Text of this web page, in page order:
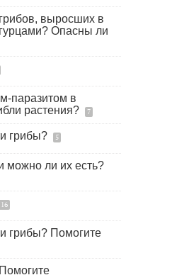
выросших в
Опасны ли
паразитом в
растения?
7
грибы? 5
можно ли их есть?
16
грибы? Помогите